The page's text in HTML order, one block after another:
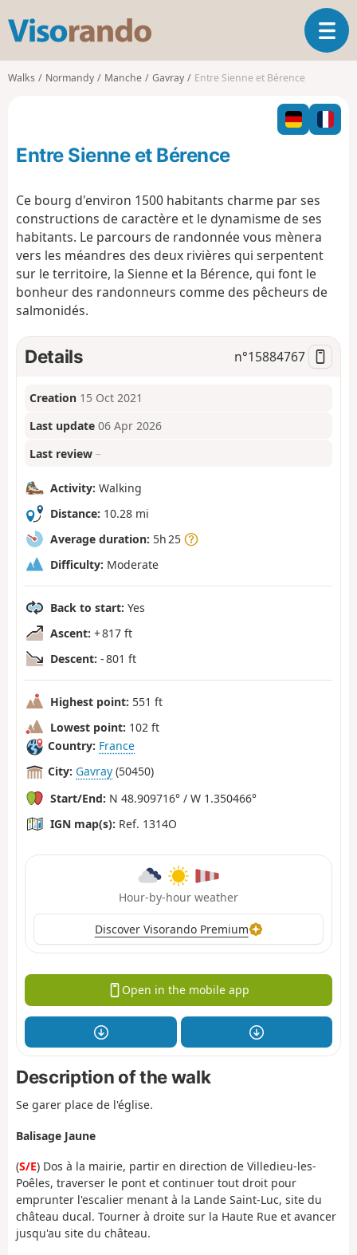
s
o
o
T
o
l
n
n
Walks Normandy Manche Gavray Entre Sienne et Bérence
Entre Sienne et Bérence
Ce bourg d'environ 1500 habitants charme par ses
constructions de caractère et le dynamisme de ses
habitants. Le parcours de randonnée vous mènera
vers les méandres des deux rivières qui serpentent
sur le territoire, la Sienne et la Bérence, qui font le
bonheur des randonneurs comme des pêcheurs de
salmonidés.
Details n°15884767
Creation 15 Oct 2021
Last update 06 Apr 2026
Last review –
Activity: Walking
Distance: 10.28 mi
Average duration: 5h 25
Difficulty: Moderate
Back to start: Yes
Ascent: + 817 ft
Descent: - 801 ft
Highest point: 551 ft
Lowest point: 102 ft
Country: France
City: Gavray (50450)
Start/End: N 48.909716° / W 1.350466°
IGN map(s): Ref. 1314O
Hour-by-hour weather
Discover Visorando Premium
Open in the mobile app
Description of the walk
Se garer place de l'église.
Balisage Jaune
(S/E) Dos à la mairie, partir en direction de Villedieu-les-
Poêles, traverser le pont et continuer tout droit pour
emprunter l'escalier menant à la Lande Saint-Luc, site du
château ducal. Tourner à droite sur la Haute Rue et avancer
jusqu'au site du château.